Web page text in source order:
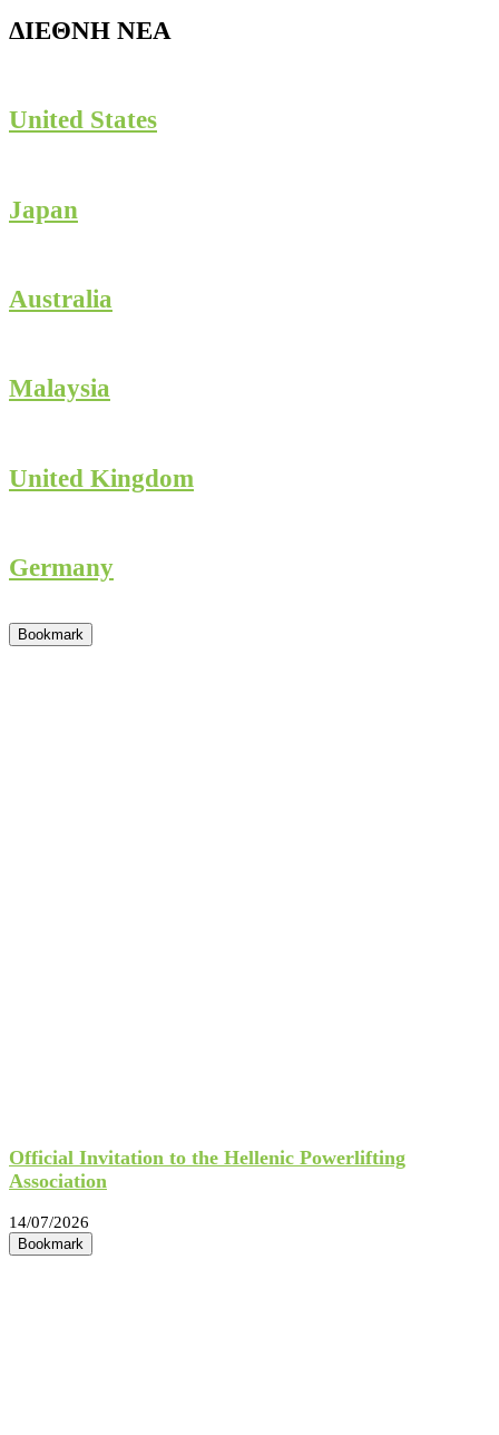
ΔΙΕΘΝΗ ΝΕΑ
United States
Japan
Australia
Malaysia
United Kingdom
Germany
Bookmark
Official Invitation to the Hellenic Powerlifting
Association
14/07/2026
Bookmark